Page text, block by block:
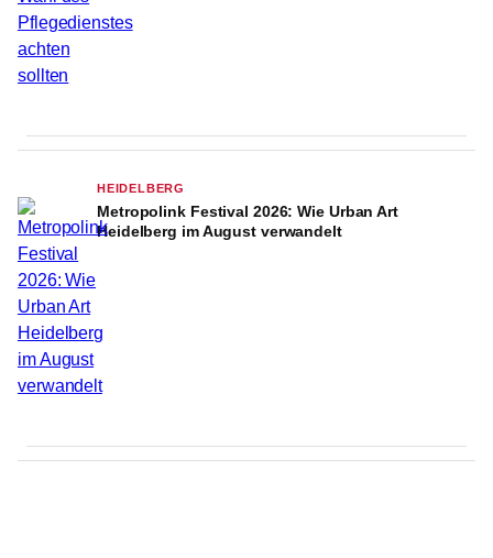
HEIDELBERG
Metropolink Festival 2026: Wie Urban Art
Heidelberg im August verwandelt